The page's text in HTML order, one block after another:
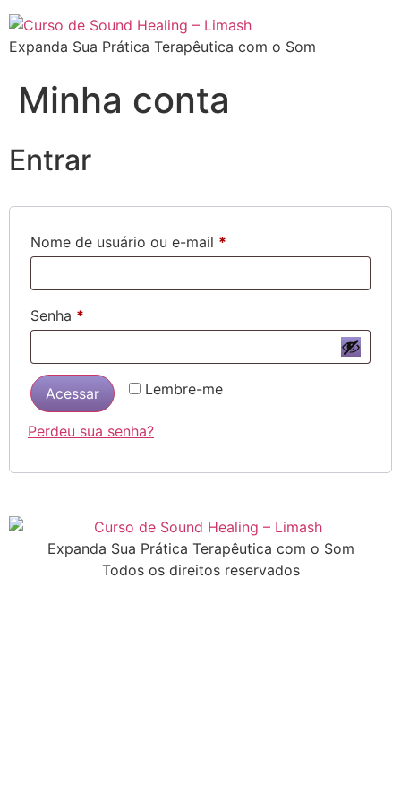
Expanda Sua Prática Terapêutica com o Som
Minha conta
Entrar
Nome de usuário ou e-mail *
Senha *
Lembre-me
Acessar
Perdeu sua senha?
Expanda Sua Prática Terapêutica com o Som
Todos os direitos reservados